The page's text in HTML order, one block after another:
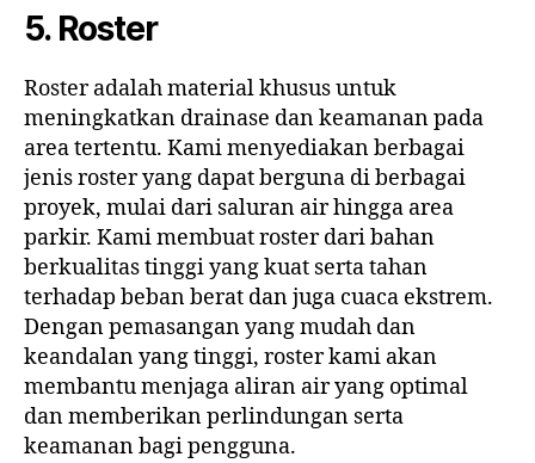
5. Roster
Roster adalah material khusus untuk
meningkatkan drainase dan keamanan pada
area tertentu. Kami menyediakan berbagai
jenis roster yang dapat berguna di berbagai
proyek, mulai dari saluran air hingga area
parkir. Kami membuat roster dari bahan
berkualitas tinggi yang kuat serta tahan
terhadap beban berat dan juga cuaca ekstrem.
Dengan pemasangan yang mudah dan
keandalan yang tinggi, roster kami akan
membantu menjaga aliran air yang optimal
dan memberikan perlindungan serta
keamanan bagi pengguna.